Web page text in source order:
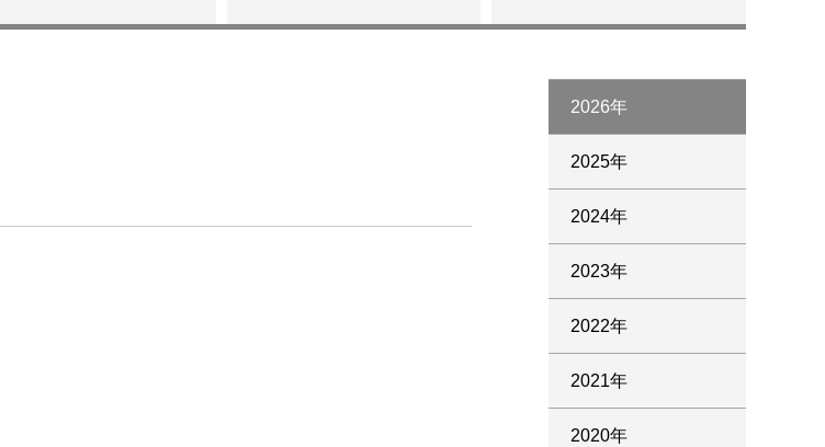
2026年
2025年
2024年
2023年
2022年
2021年
2020年